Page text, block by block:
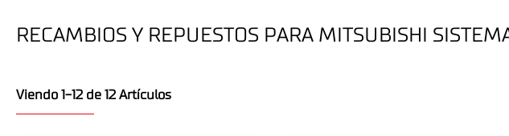
RECAMBIOS Y REPUESTOS PARA MITSUBISHI
Viendo 1-12 de 12 Artículos